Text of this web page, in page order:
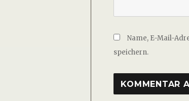
Name, E-Mail-
speichern.